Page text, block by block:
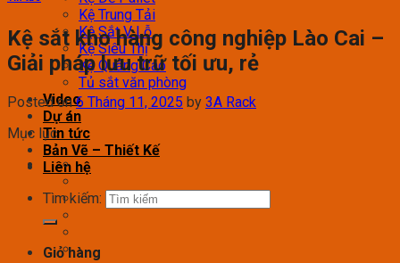
Kệ Trung Tải
Kệ Sắt V Lỗ
Kệ Siêu Thị
Kệ Quảng Cáo
Tủ sắt văn phòng
Video
Dự án
Tin tức
Bản Vẽ – Thiết Kế
Liên hệ
Tìm kiếm:
Giỏ hàng
Kệ sắt kho hàng công nghiệp Lào Cai –
Giải pháp lưu trữ tối ưu, rẻ
Posted on6 Tháng 11, 2025 by 3A Rack
Mục lục